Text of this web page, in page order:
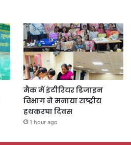
मैक में इंटीरियर डिजाइन
विभाग ने मनाया राष्ट्रीय
हथकरघा दिवस
1 hour ago